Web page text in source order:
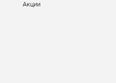
Акции